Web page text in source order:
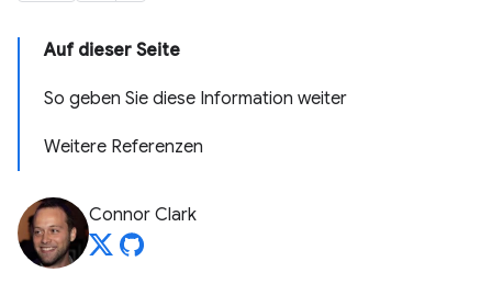
Auf dieser Seite
So geben Sie diese Information weiter
Weitere Referenzen
Connor Clark